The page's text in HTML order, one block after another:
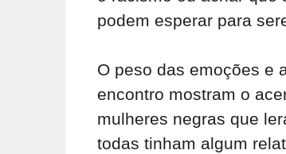
podem esperar para
O peso das emoções e
encontro mostram o
mulheres negras que
todas tinham algum